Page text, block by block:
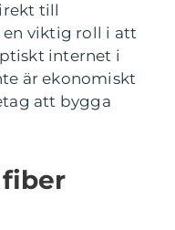
till
en viktig roll i att
internet i
är ekonomiskt
att bygga